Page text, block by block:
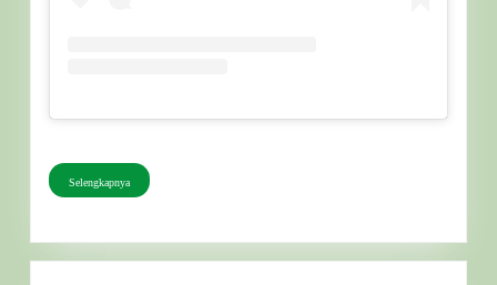
Selengkapnya
Selengkapnya